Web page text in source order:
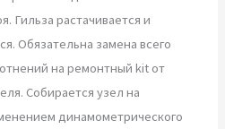
Гильза растачивается и
Обязательна замена всего
на ремонтный kit от
Собирается узел на
динамометрического